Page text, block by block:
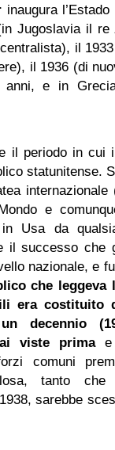
inaugura
Jugoslavia il re
il
il 1936 (di
e in
il periodo in cui
statunitense.
e
Usa da
il successo che
nazionale, e
che
era costituito
decennio
viste primae
comuni
tanto
sarebbe